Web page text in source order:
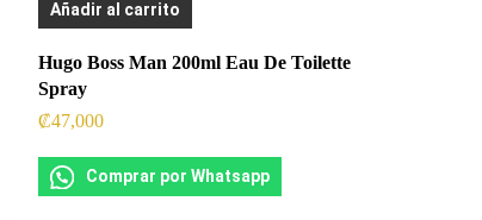
Añadir al carrito
Hugo Boss Man 200ml Eau De Toilette
Spray
₡47,000
Comprar por Whatsapp